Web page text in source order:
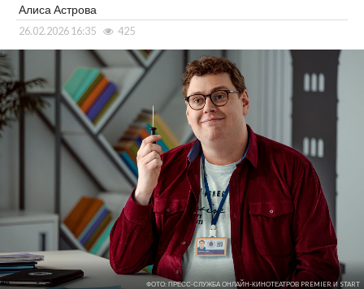
Алиса Астрова
26.02.2026 16:35 425
ФОТО: ПРЕСС-СЛУЖБА ОНЛАЙН-КИНОТЕАТРОВ PREMIER И START